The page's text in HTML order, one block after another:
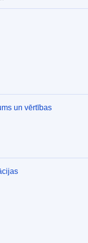
un vērtības